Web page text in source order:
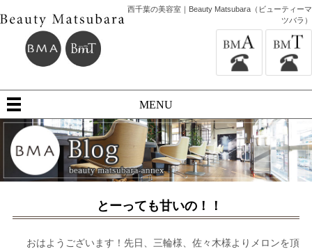
西千葉の美容室｜Beauty Matsubara（ビューティーマ
ツバラ）
MENU
とーっても甘いの！！
おはようございます！先日、三輪様、佐々木様よりメロンを頂